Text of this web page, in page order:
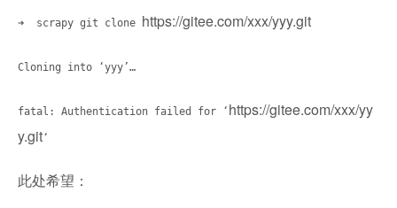
➜ scrapy git clone https://gitee.com/xxx/yyy.git
Cloning into ‘yyy’…
fatal: Authentication failed for ‘ https://gitee.com/xxx/yy
y.git‘
此处希望：